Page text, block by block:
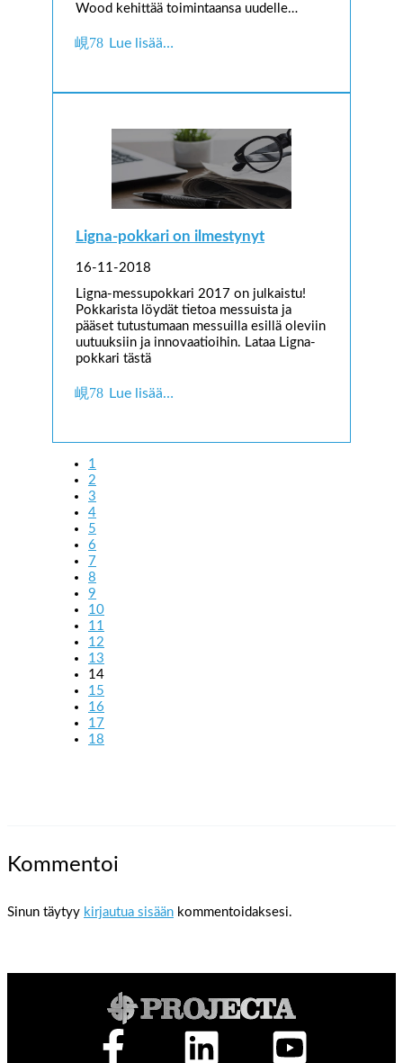
Wood kehittää toimintaansa uudelle…
Lue lisää…
Ligna-pokkari on ilmestynyt
16-11-2018
Ligna-messupokkari 2017 on julkaistu!
Pokkarista löydät tietoa messuista ja
pääset tutustumaan messuilla esillä oleviin
uutuuksiin ja innovaatioihin. Lataa Ligna-
pokkari tästä
Lue lisää…
1
2
3
4
5
6
7
8
9
10
11
12
13
14
15
16
17
18
Kommentoi
Sinun täytyy kirjautua sisään kommentoidaksesi.